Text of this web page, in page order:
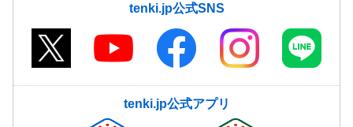
tenki.jp公式SNS
tenki.jp公式アプリ